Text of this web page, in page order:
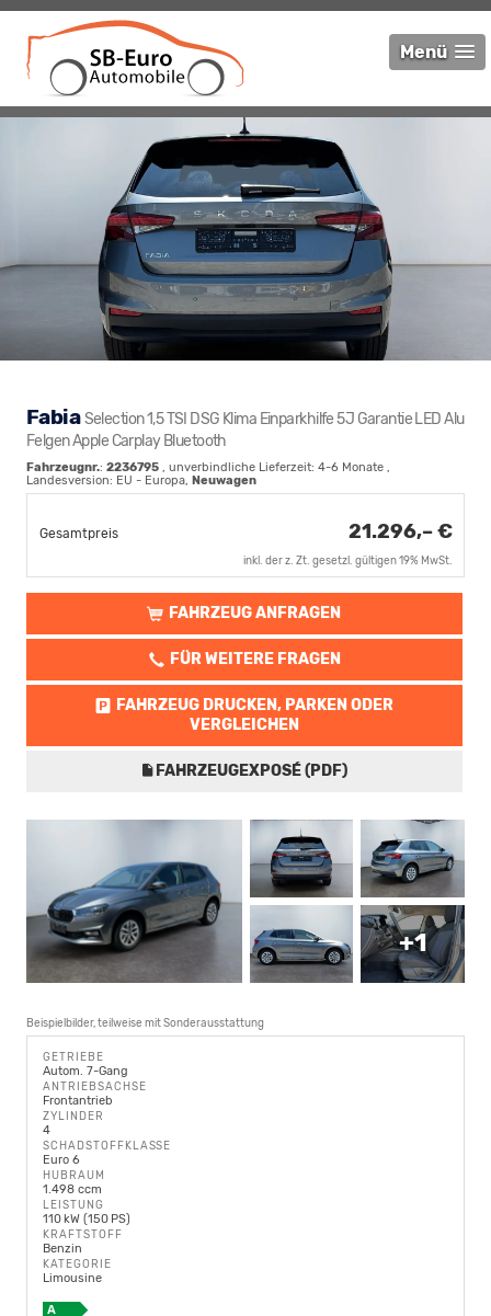
Menü
FabiaSelection 1,5 TSI DSG Klima Einparkhilfe 5J Garantie LED Alu
Felgen Apple Carplay Bluetooth
Fahrzeugnr.: 2236795 , unverbindliche Lieferzeit: 4-6 Monate ,
Landesversion: EU - Europa, Neuwagen
Gesamtpreis 21.296,– €
inkl. der z. Zt. gesetzl. gültigen 19% MwSt.
FAHRZEUG ANFRAGEN
FÜR WEITERE FRAGEN
FAHRZEUG DRUCKEN, PARKEN ODER
VERGLEICHEN
FAHRZEUGEXPOSÉ (PDF)
+1
Beispielbilder, teilweise mit Sonderausstattung
GETRIEBE
Autom. 7-Gang
ANTRIEBSACHSE
Frontantrieb
ZYLINDER
4
SCHADSTOFFKLASSE
Euro 6
HUBRAUM
1.498 ccm
LEISTUNG
110 kW (150 PS)
KRAFTSTOFF
Benzin
KATEGORIE
Limousine